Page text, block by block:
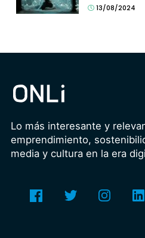
13/08/2024
Lo más interesante y
emprendimiento,
media y cultura en la era